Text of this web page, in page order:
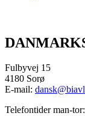
Fulbyvej 15
4180 Sorø
E-mail:
Telefontider man-